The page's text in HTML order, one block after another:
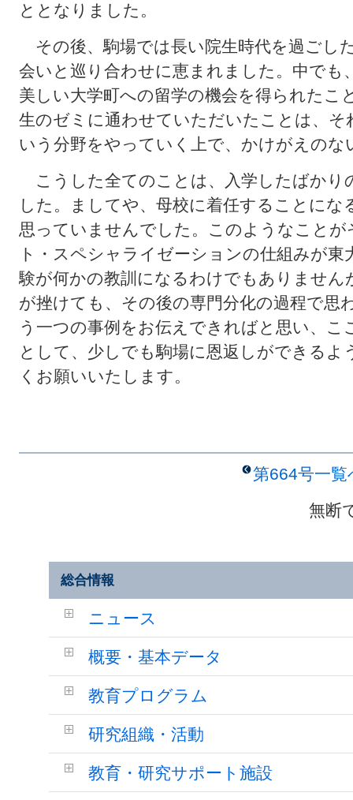
ととなりました。
その後、駒場では長い院生時代を過ごし
会いと巡り合わせに恵まれました。中で
美しい大学町への留学の機会を得られたこ
生のゼミに通わせていただいたことは、そ
いう分野をやっていく上で、かけがえのな
こうした全てのことは、入学したばかり
した。ましてや、母校に着任することに
思っていませんでした。このようなこと
ト・スペシャライゼーションの仕組みが
験が何かの教訓になるわけでもありません
が挫けても、その後の専門分化の過程で思
う一つの事例をお伝えできればと思い、
として、少しでも駒場に恩返しができる
くお願いいたします。
第664号一覧
無断
総合情報
ニュース
概要・基本データ
教育プログラム
研究組織・活動
教育・研究サポート施設